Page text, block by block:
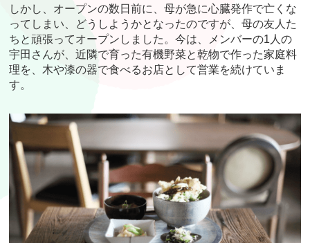
しかし、オープンの数日前に、母が急に心臓発作で亡くな
ってしまい、どうしようかとなったのですが、母の友人た
ちと頑張ってオープンしました。今は、メンバーの1人の
宇田さんが、近隣で育った有機野菜と乾物で作った家庭料
理を、木や漆の器で食べるお店として営業を続けていま
す。